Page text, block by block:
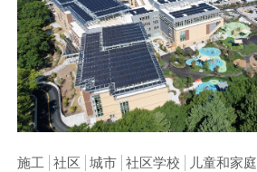
施工 社区 城市 社区学校 儿童和家庭